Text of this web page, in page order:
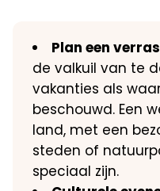
Plan een
de valkuil van te
vakanties als
beschouwd. Een
land, met een
steden of
speciaal zijn.